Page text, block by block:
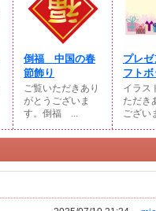
倒福 中国の春
節飾り
ご覧いただきあり
がとうございま
す。倒福 ...
プレ
フト
イラス
ただき
ござい